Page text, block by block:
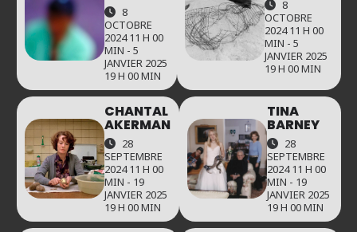
8
OCTOBRE
2024 11 H 00
MIN - 5
JANVIER 2025
19 H 00 MIN
8
OCTOBRE
2024 11 H 00
MIN - 5
JANVIER 2025
19 H 00 MIN
CHANTAL
AKERMAN
28
SEPTEMBRE
2024 11 H 00
MIN - 19
JANVIER 2025
19 H 00 MIN
TINA
BARNEY
28
SEPTEMBRE
2024 11 H 00
MIN - 19
JANVIER 2025
19 H 00 MIN